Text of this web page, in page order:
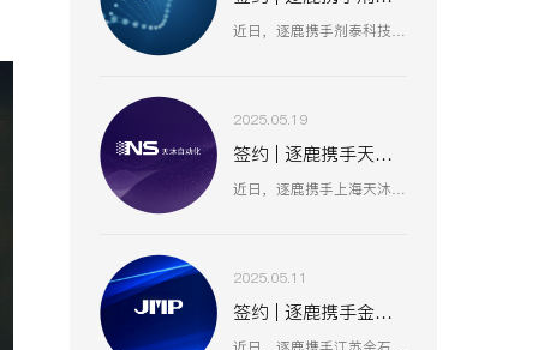
近日，逐鹿携手剂泰科技，聚焦 AI 驱动纳米材料创新，以数智化融合助力靶向药物递送与研发技术突破，赋能剂泰科技在疾病治疗新疗法探索、AI 平台迭代升级中加速前行，共筑生物医药数智化创新生态 。
2025.05.19
签约 | 逐鹿携手天沐自动化 数智赋能工业创新生态
近日，逐鹿携手上海天沐自动化仪表有限公司，聚焦数智化技术融合，以创新驱动工业场景升级，助力天沐自动化在智能制造、传感器研发等业务板块，深化数智应用，开启高效协同、精准创新的发展新篇 。
2025.05.11
签约 | 逐鹿携手金石集团 数智赋能油气装备产业升级